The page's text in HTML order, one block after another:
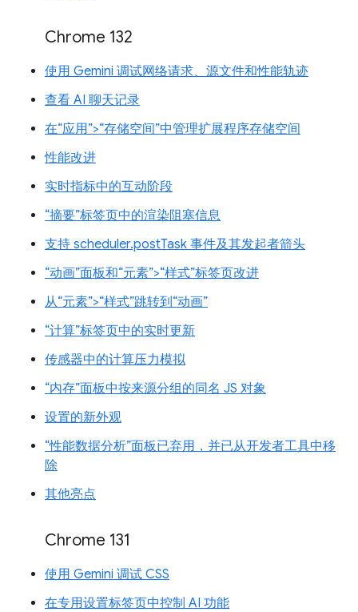
Chrome 132
使用 Gemini 调试网络请求、源文件和性能轨迹
查看 AI 聊天记录
在“应用”>“存储空间”中管理扩展程序存储空间
性能改进
实时指标中的互动阶段
“摘要”标签页中的渲染阻塞信息
支持 scheduler.postTask 事件及其发起者箭头
“动画”面板和“元素”>“样式”标签页改进
从“元素”>“样式”跳转到“动画”
“计算”标签页中的实时更新
传感器中的计算压力模拟
“内存”面板中按来源分组的同名 JS 对象
设置的新外观
“性能数据分析”面板已弃用，并已从开发者工具中移
除
其他亮点
Chrome 131
使用 Gemini 调试 CSS
在专用设置标签页中控制 AI 功能